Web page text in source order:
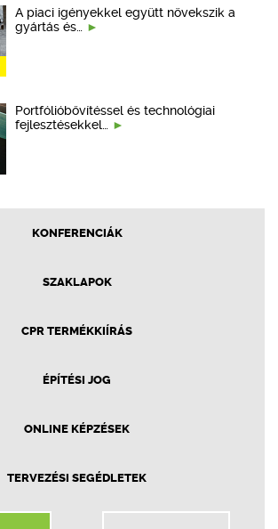
A piaci igényekkel együtt növekszik a
gyártás és…
Portfólióbővítéssel és technológiai
fejlesztésekkel…
KONFERENCIÁK
SZAKLAPOK
CPR TERMÉKKIÍRÁS
ÉPÍTÉSI JOG
ONLINE KÉPZÉSEK
TERVEZÉSI SEGÉDLETEK